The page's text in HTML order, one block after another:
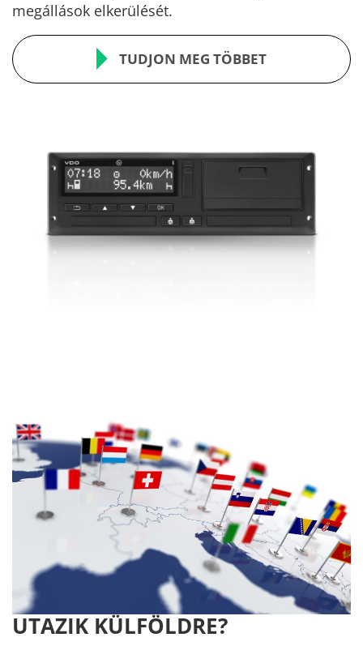
megállások elkerülését.
TUDJON MEG TÖBBET
UTAZIK KÜLFÖLDRE?